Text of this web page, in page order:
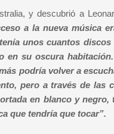
y descubrió a
a la nueva música
unos cuantos
en su oscura
podría volver a
pero a través de
en blanco y
que tendría que tocar”.